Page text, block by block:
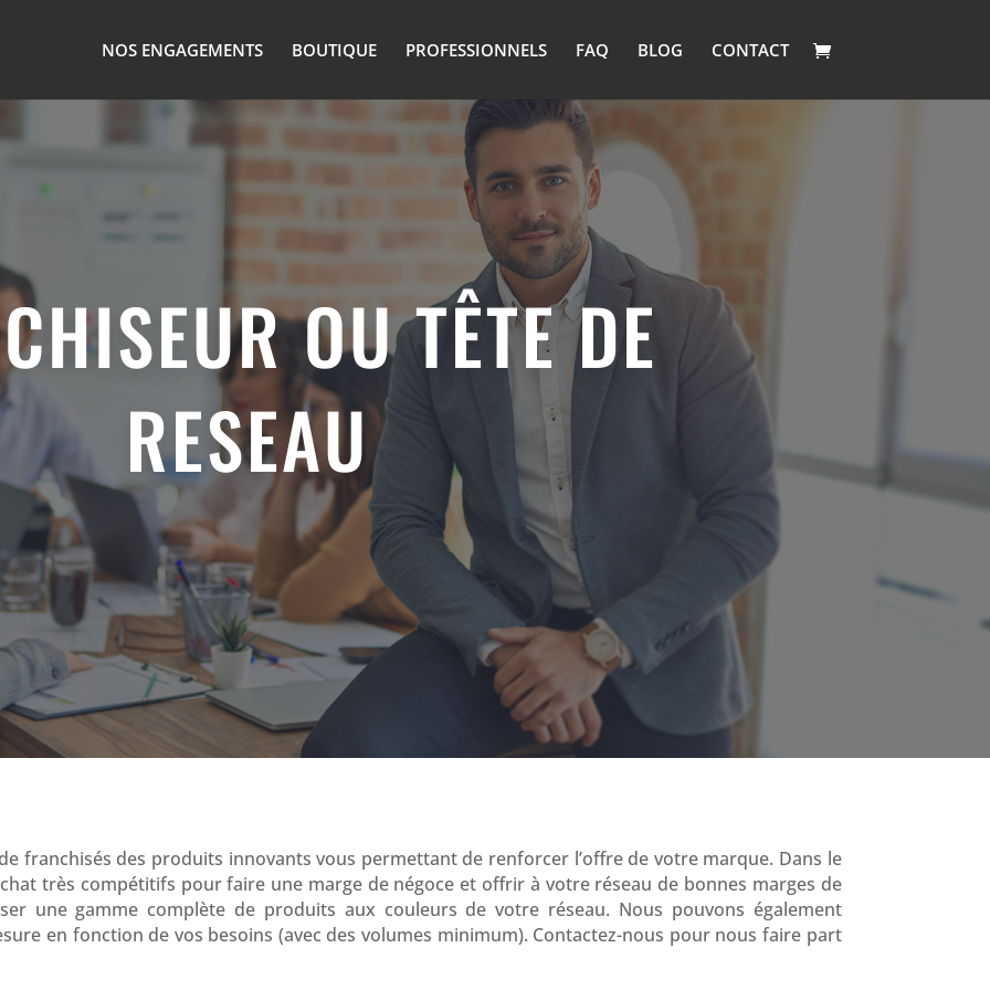
NOS ENGAGEMENTS BOUTIQUE PROFESSIONNELS FAQ BLOG CONTACT
OU TÊTE DE
RESEAU
franchisés des produits innovants vous permettant de renforcer l’offre de votre marque. Dans le
très compétitifs pour faire une marge de négoce et offrir à votre réseau de bonnes marges de
une gamme complète de produits aux couleurs de votre réseau. Nous pouvons également
en fonction de vos besoins (avec des volumes minimum). Contactez-nous pour nous faire part